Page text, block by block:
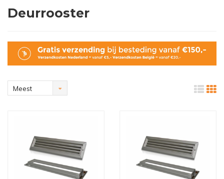
Deurrooster
Meest